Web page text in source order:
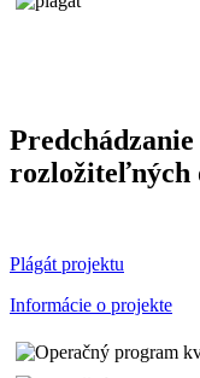
rozložiteľných
Plágát projektu
Informácie o projekte